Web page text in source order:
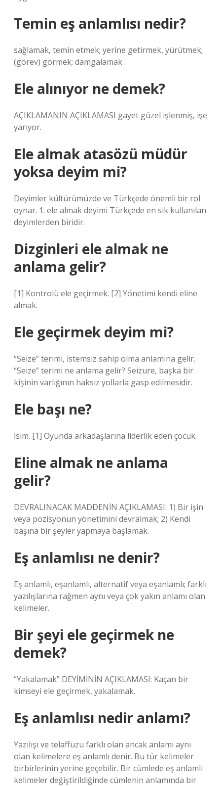
Temin eş anlamlısı nedir?
sağlamak, temin etmek; yerine getirmek, yürütmek;
(görev) görmek; damgalamak
Ele alınıyor ne demek?
AÇIKLAMANIN AÇIKLAMASI gayet güzel işlenmiş, işe
yarıyor.
Ele almak atasözü müdür
yoksa deyim mi?
Deyimler kültürümüzde ve Türkçede önemli bir rol
oynar. 1. ele almak deyimi Türkçede en sık kullanılan
deyimlerden biridir.
Dizginleri ele almak ne
anlama gelir?
[1] Kontrolü ele geçirmek. [2] Yönetimi kendi eline
almak.
Ele geçirmek deyim mi?
“Seize” terimi, istemsiz sahip olma anlamına gelir.
“Seize” terimi ne anlama gelir? Seizure, başka bir
kişinin varlığının haksız yollarla gasp edilmesidir.
Ele başı ne?
İsim. [1] Oyunda arkadaşlarına liderlik eden çocuk.
Eline almak ne anlama
gelir?
DEVRALINACAK MADDENİN AÇIKLAMASI: 1) Bir işin
veya pozisyonun yönetimini devralmak; 2) Kendi
başına bir şeyler yapmaya başlamak.
Eş anlamlısı ne denir?
Eş anlamlı, eşanlamlı, alternatif veya eşanlamlı; farklı
yazılışlarına rağmen aynı veya çok yakın anlamı olan
kelimeler.
Bir şeyi ele geçirmek ne
demek?
“Yakalamak” DEYİMİNİN AÇIKLAMASI: Kaçan bir
kimseyi ele geçirmek, yakalamak.
Eş anlamlısı nedir anlamı?
Yazılışı ve telaffuzu farklı olan ancak anlamı aynı
olan kelimelere eş anlamlı denir. Bu tür kelimeler
birbirlerinin yerine geçebilir. Bir cümlede eş anlamlı
kelimeler değiştirildiğinde cümlenin anlamında bir